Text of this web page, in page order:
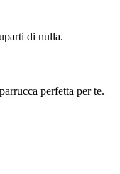
di nulla.
perfetta per te.